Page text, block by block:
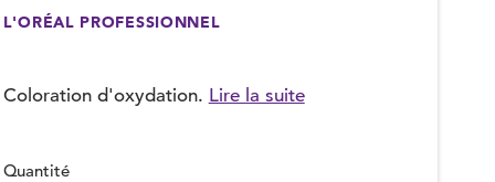
L'ORÉAL PROFESSIONNEL
Coloration d'oxydation. Lire la suite
Quantité